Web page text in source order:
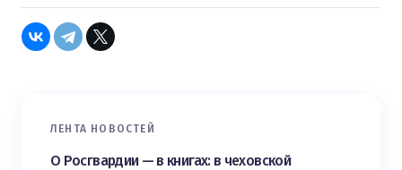
ЛЕНТА НОВОСТЕЙ
О Росгвардии — в книгах: в чеховской